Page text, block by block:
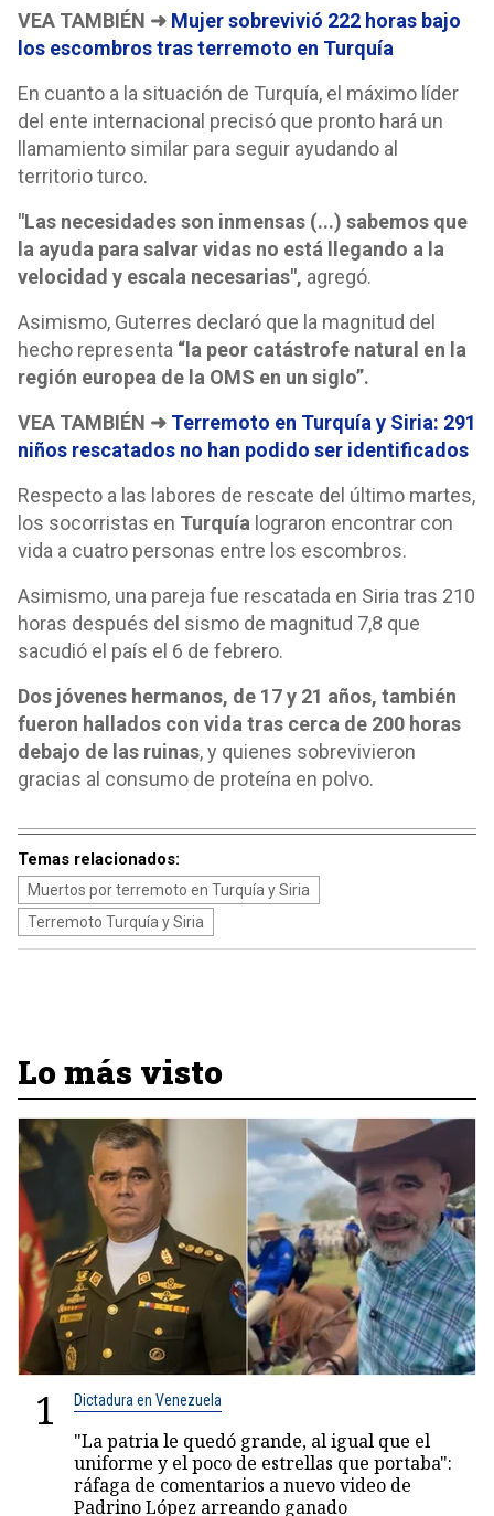
VEA TAMBIÉN ➜ Mujer sobrevivió 222 horas bajo
los escombros tras terremoto en Turquía
En cuanto a la situación de Turquía, el máximo líder
del ente internacional precisó que pronto hará un
llamamiento similar para seguir ayudando al
territorio turco.
"Las necesidades son inmensas (...) sabemos que
la ayuda para salvar vidas no está llegando a la
velocidad y escala necesarias", agregó.
Asimismo, Guterres declaró que la magnitud del
hecho representa “la peor catástrofe natural en la
región europea de la OMS en un siglo”.
VEA TAMBIÉN ➜ Terremoto en Turquía y Siria: 291
niños rescatados no han podido ser identificados
Respecto a las labores de rescate del último martes,
los socorristas en Turquía lograron encontrar con
vida a cuatro personas entre los escombros.
Asimismo, una pareja fue rescatada en Siria tras 210
horas después del sismo de magnitud 7,8 que
sacudió el país el 6 de febrero.
Dos jóvenes hermanos, de 17 y 21 años, también
fueron hallados con vida tras cerca de 200 horas
debajo de las ruinas, y quienes sobrevivieron
gracias al consumo de proteína en polvo.
Temas relacionados:
Muertos por terremoto en Turquía y Siria
Terremoto Turquía y Siria
Lo más visto
1 Dictadura en Venezuela
"La patria le quedó grande, al igual que el
uniforme y el poco de estrellas que portaba":
ráfaga de comentarios a nuevo video de
Padrino López arreando ganado